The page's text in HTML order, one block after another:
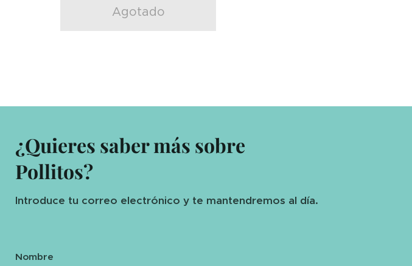
Agotado
¿Quieres saber más sobre
Pollitos?
Introduce tu correo electrónico y te mantendremos al día.
Nombre